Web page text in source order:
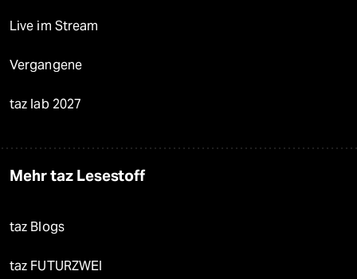
Live im Stream
Vergangene
taz lab 2027
Mehr taz Lesestoff
taz Blogs
taz FUTURZWEI